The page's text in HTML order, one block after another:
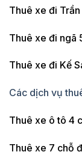
Thuê xe đi
Thuê xe đi ngã
Thuê xe đi Kế
Các dịch vụ
Thuê xe ô tô 4
Thuê xe 7 chỗ